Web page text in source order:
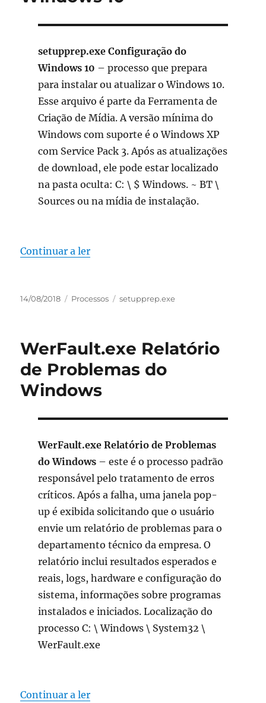
setupprep.exe Configuração do
Windows 10 – processo que prepara
para instalar ou atualizar o Windows 10.
Esse arquivo é parte da Ferramenta de
Criação de Mídia. A versão mínima do
Windows com suporte é o Windows XP
com Service Pack 3. Após as atualizações
de download, ele pode estar localizado
na pasta oculta: C: \ $ Windows. ~ BT \
Sources ou na mídia de instalação.
Continuar a ler“setupprep.exe Configuração do
Publicado
14/08/2018 Categorias
Processos Etiquetas
setupprep.exe
WerFault.exe Relatório
de Problemas do
Windows
WerFault.exe Relatório de Problemas
do Windows – este é o processo padrão
responsável pelo tratamento de erros
críticos. Após a falha, uma janela pop-
up é exibida solicitando que o usuário
envie um relatório de problemas para o
departamento técnico da empresa. O
relatório inclui resultados esperados e
reais, logs, hardware e configuração do
sistema, informações sobre programas
instalados e iniciados. Localização do
processo C: \ Windows \ System32 \
WerFault.exe
Continuar a ler“WerFault.exe Relatório de